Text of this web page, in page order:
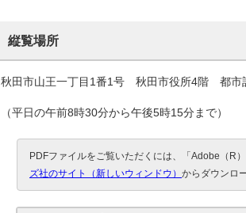
縦覧場所
秋田市山王一丁目1番1号 秋田市役所4階 都市
（平日の午前8時30分から午後5時15分まで）
PDFファイルをご覧いただくには、「Adobe（R
ズ社のサイト（新しいウィンドウ） からダウンロ